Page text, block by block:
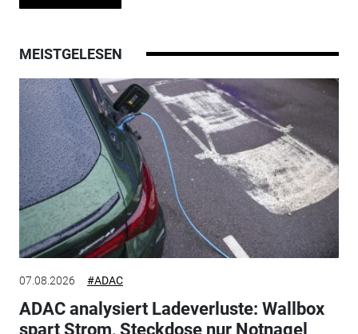
MEISTGELESEN
07.08.2026 #ADAC
ADAC analysiert Ladeverluste: Wallbox
spart Strom, Steckdose nur Notnagel